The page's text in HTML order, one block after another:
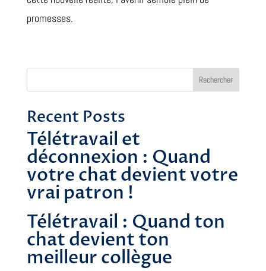
promesses.
Rechercher
Recent Posts
Télétravail et
déconnexion : Quand
votre chat devient votre
vrai patron !
Télétravail : Quand ton
chat devient ton
meilleur collègue